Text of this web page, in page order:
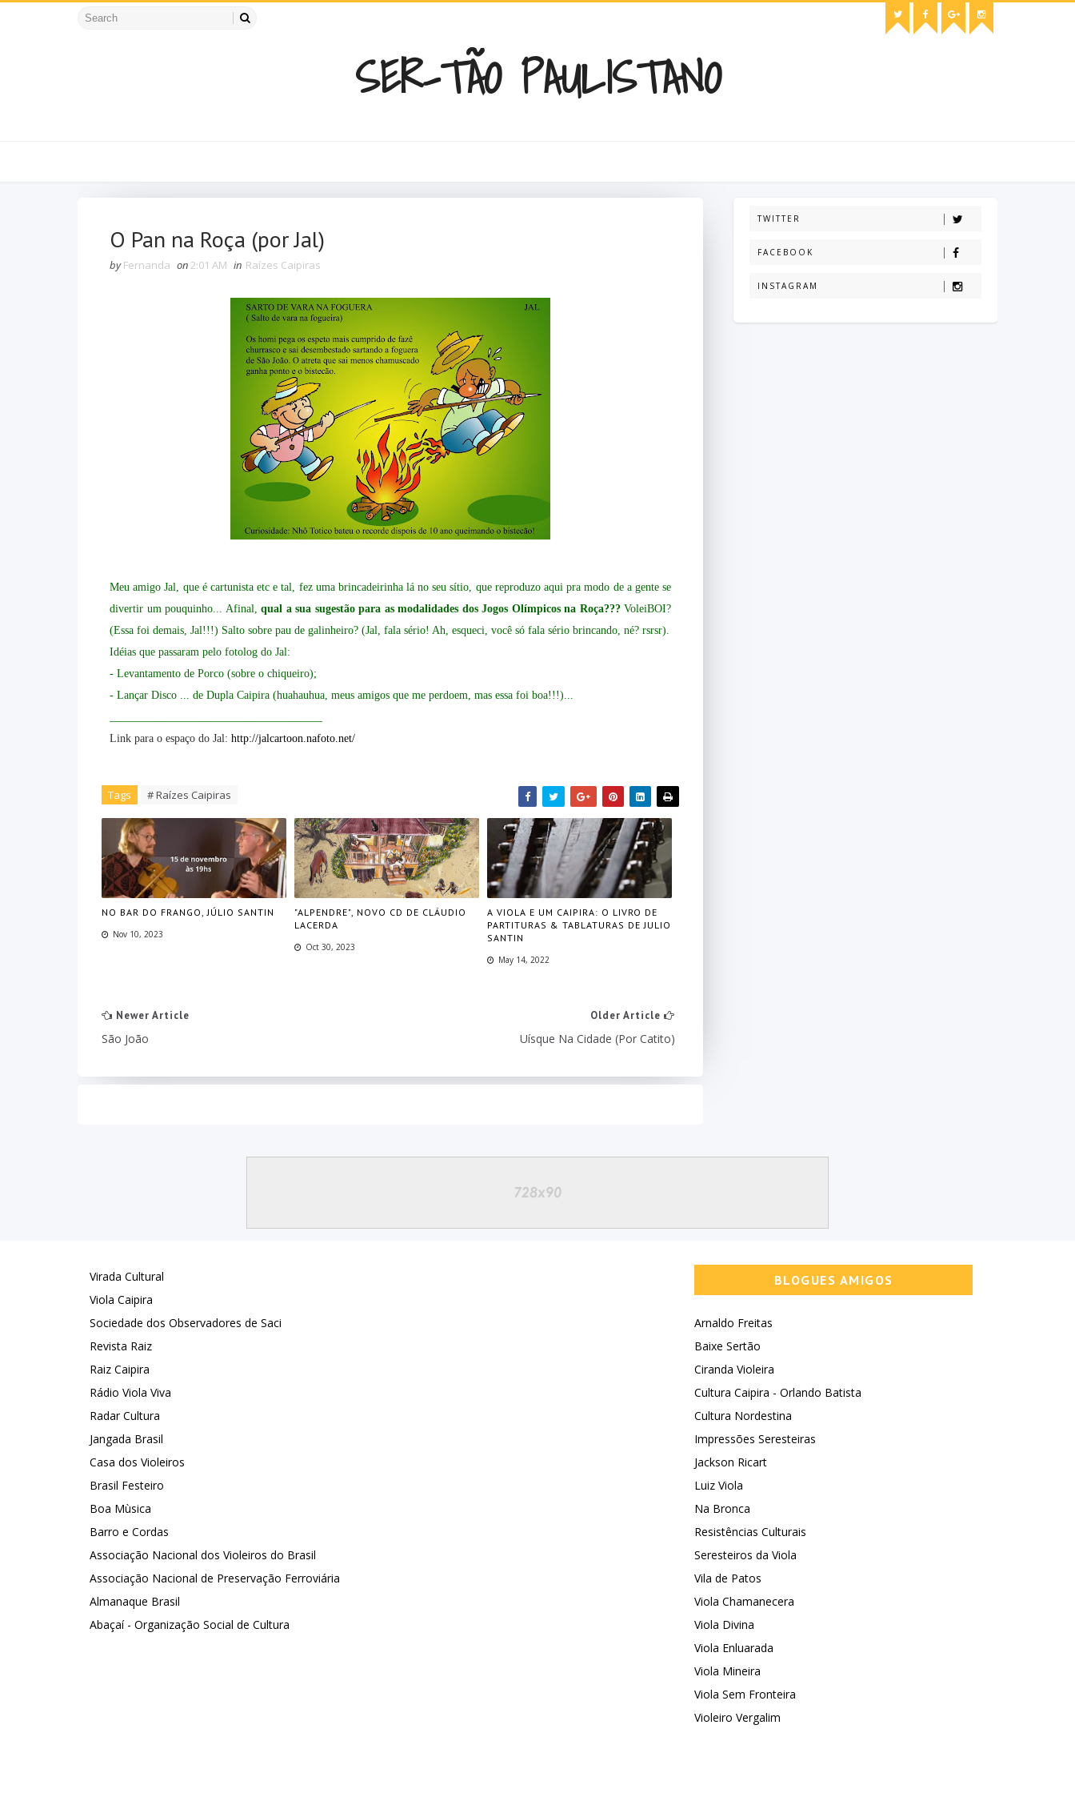
SER-TÃO PAULISTANO
O Pan na Roça (por Jal)
by Fernanda on2:01 AM in Raízes Caipiras
Meu amigo Jal, que é cartunista etc e tal, fez uma brincadeirinha lá no seu sítio, que reproduzo aqui pra modo de a gente se
divertir um pouquinho... Afinal, qual a sua sugestão para as modalidades dos Jogos Olímpicos na Roça???VoleiBOI?
(Essa foi demais, Jal!!!) Salto sobre pau de galinheiro? (Jal, fala sério! Ah, esqueci, você só fala sério brincando, né? rsrsr).
Idéias que passaram pelo fotolog do Jal:
- Levantamento de Porco (sobre o chiqueiro);
- Lançar Disco ... de Dupla Caipira (huahauhua, meus amigos que me perdoem, mas essa foi boa!!!)...
Link para o espaço do Jal: http://jalcartoon.nafoto.net/
Tags # Raízes Caipiras
NO BAR DO FRANGO, JÚLIO SANTIN
Nov 10, 2023
"ALPENDRE", NOVO CD DE CLÁUDIO
LACERDA
Oct 30, 2023
A VIOLA E UM CAIPIRA: O LIVRO DE
PARTITURAS & TABLATURAS DE JULIO
SANTIN
May 14, 2022
Newer Article
São João
Older Article
Uísque Na Cidade (por Catito)
TWITTER
FACEBOOK
INSTAGRAM
Virada Cultural
Viola Caipira
Sociedade dos Observadores de Saci
Revista Raiz
Raiz Caipira
Rádio Viola Viva
Radar Cultura
Jangada Brasil
Casa dos Violeiros
Brasil Festeiro
Boa Mùsica
Barro e Cordas
Associação Nacional dos Violeiros do Brasil
Associação Nacional de Preservação Ferroviária
Almanaque Brasil
Abaçaí - Organização Social de Cultura
BLOGUES AMIGOS
Arnaldo Freitas
Baixe Sertão
Ciranda Violeira
Cultura Caipira - Orlando Batista
Cultura Nordestina
Impressões Seresteiras
Jackson Ricart
Luiz Viola
Na Bronca
Resistências Culturais
Seresteiros da Viola
Vila de Patos
Viola Chamanecera
Viola Divina
Viola Enluarada
Viola Mineira
Viola Sem Fronteira
Violeiro Vergalim